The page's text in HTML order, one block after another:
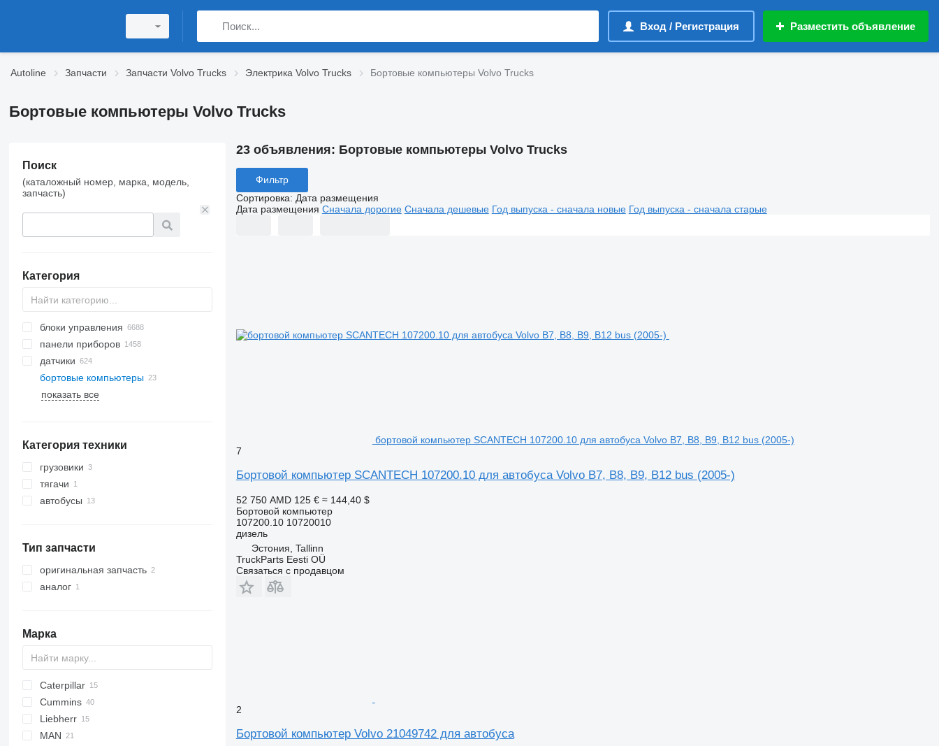
Вход / Регистрация Разместить объявление
Autoline Запчасти Запчасти Volvo Trucks Электрика Volvo Trucks Бортовые компьютеры Volvo Trucks
Бортовые компьютеры Volvo Trucks
Поиск
(каталожный номер, марка, модель,
запчасть)
Категория
блоки управления
панели приборов
датчики
бортовые компьютеры
показать все
Категория техники
грузовики
тягачи
автобусы
Тип запчасти
оригинальная запчасть
аналог
Марка
Caterpillar
345
Cummins
CF
LF
EuroCargo
S-Way
Liebherr
A-series
MAN
23 объявления: Бортовые компьютеры Volvo Trucks
Фильтр
Сортировка: Дата размещения
Дата размещения Сначала дорогие Сначала дешевые Год выпуска - сначала новые Год выпуска - сначала старые
бортовой компьютер SCANTECH 107200.10 для автобуса Volvo B7, B8, B9, B12 bus (2005-)
7
Бортовой компьютер SCANTECH 107200.10 для автобуса Volvo B7, B8, B9, B12 bus (2005-)
52 750 AMD 125 € ≈ 144,40 $
Бортовой компьютер
107200.10 10720010
дизель
Эстония, Tallinn
TruckParts Eesti OÜ
Связаться с продавцом
2
Бортовой компьютер Volvo 21049742 для автобуса